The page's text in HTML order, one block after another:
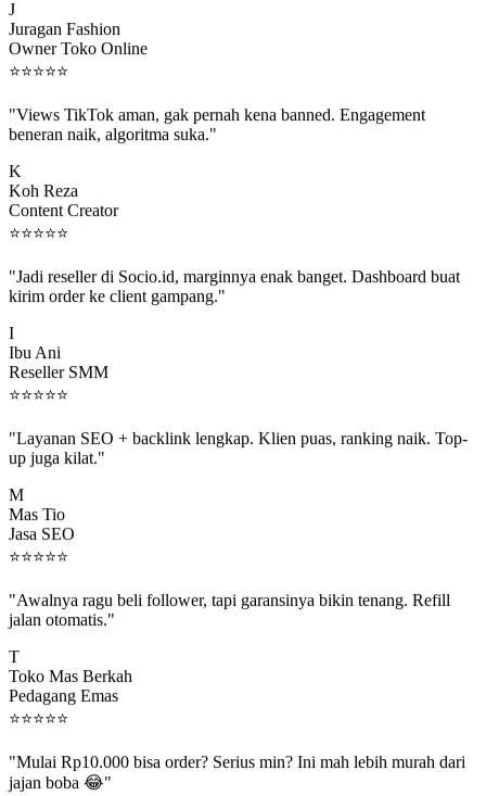
Juragan Fashion
Owner Toko Online
⭐⭐⭐⭐⭐
beneran naik, algoritma suka."
Koh Reza
Content Creator
⭐⭐⭐⭐⭐
kirim order ke client gampang."
Ibu Ani
Reseller SMM
⭐⭐⭐⭐⭐
up juga kilat."
Mas Tio
Jasa SEO
⭐⭐⭐⭐⭐
jalan otomatis."
Toko Mas Berkah
Pedagang Emas
⭐⭐⭐⭐⭐
jajan boba 😂"